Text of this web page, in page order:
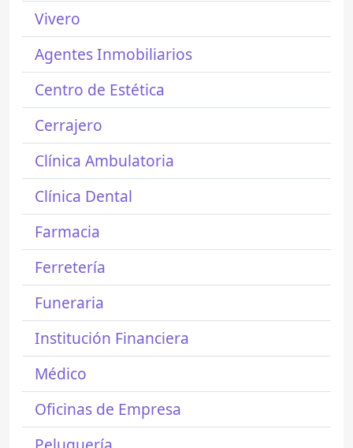
Vivero
Agentes Inmobiliarios
Centro de Estética
Cerrajero
Clínica Ambulatoria
Clínica Dental
Farmacia
Ferretería
Funeraria
Institución Financiera
Médico
Oficinas de Empresa